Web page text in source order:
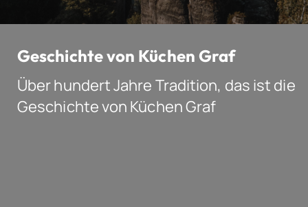
Geschichte von Küchen Graf
Über hundert Jahre Tradition, das ist die
Geschichte von Küchen Graf